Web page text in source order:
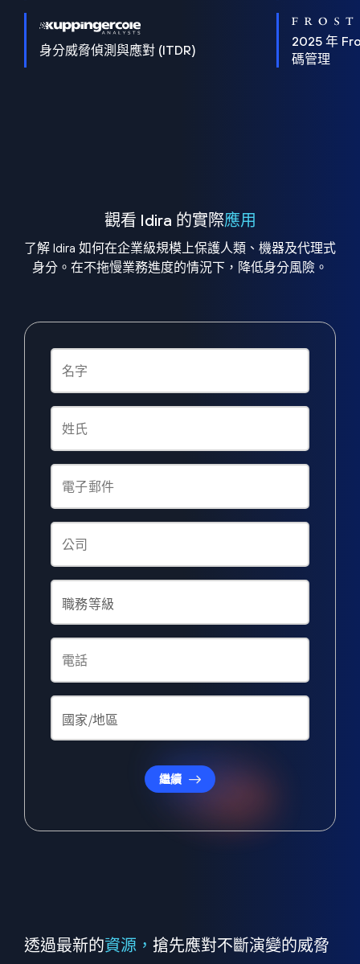
身分威脅偵測與應對 (ITDR)
2025 年
碼管理
觀看 Idira 的實際應用
了解 Idira 如何在企業級規模上保護人類、機器及代理式
身分。在不拖慢業務進度的情況下，降低身分風險。
繼續
透過最新的資源， 搶先應對不斷演變的威脅